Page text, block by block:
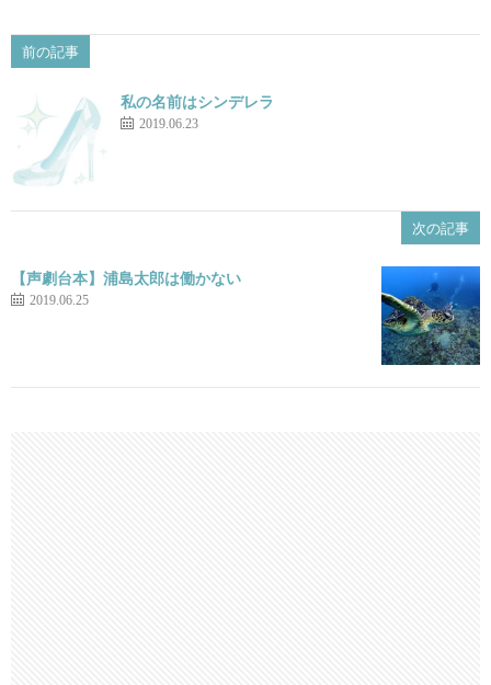
前の記事
私の名前はシンデレラ
2019.06.23
次の記事
【声劇台本】浦島太郎は働かない
2019.06.25